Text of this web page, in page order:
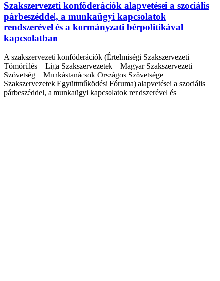
Szakszervezeti konföderációk alapvetései a szociális
párbeszéddel, a munkaügyi kapcsolatok
rendszerével és a kormányzati bérpolitikával
kapcsolatban
A szakszervezeti konföderációk (Értelmiségi Szakszervezeti
Tömörülés – Liga Szakszervezetek – Magyar Szakszervezeti
Szövetség – Munkástanácsok Országos Szövetsége –
Szakszervezetek Együttműködési Fóruma) alapvetései a szociális
párbeszéddel, a munkaügyi kapcsolatok rendszerével és